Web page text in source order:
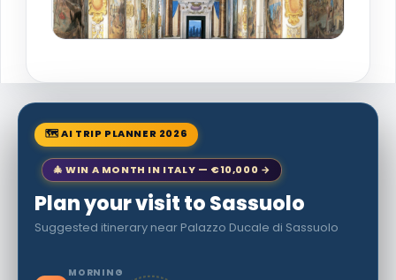
🗺 AI TRIP PLANNER 2026
🎄 WIN A MONTH IN ITALY — €10,000 →
Plan your visit to Sassuolo
Suggested itinerary near Palazzo Ducale di Sassuolo
MORNING